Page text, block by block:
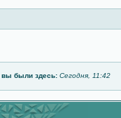
вы были здесь: Сегодня, 11:42